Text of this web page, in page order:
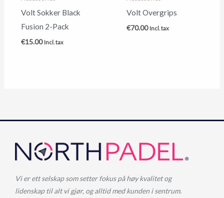
Volt Sokker Black
Fusion 2-Pack
€15.00 Incl. tax
Volt Overgrips
€70.00 Incl. tax
Vi er ett selskap som setter fokus på høy kvalitet og
lidenskap til alt vi gjør, og alltid med kunden i sentrum.